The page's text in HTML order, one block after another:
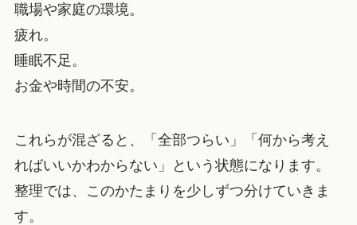
職場や家庭の環境。
疲れ。
睡眠不足。
お金や時間の不安。
これらが混ざると、「全部つらい」「何から考え
ればいいかわからない」という状態になります。
整理では、このかたまりを少しずつ分けていきま
す。